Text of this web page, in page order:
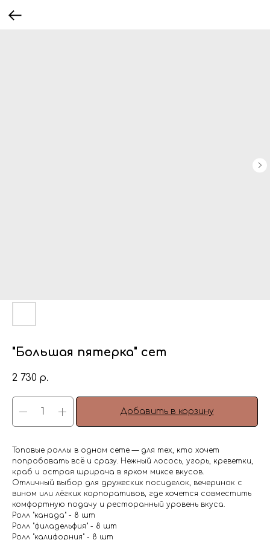
"Большая пятерка" сет
2 730 р.
Добавить в корзину
Топовые роллы в одном сете — для тех, кто хочет
попробовать всё и сразу. Нежный лосось, угорь, креветки,
краб и острая шрирача в ярком миксе вкусов.
Отличный выбор для дружеских посиделок, вечеринок с
вином или лёгких корпоративов, где хочется совместить
комфортную подачу и ресторанный уровень вкуса.
Ролл "канада" - 8 шт
Ролл "филадельфия" - 8 шт
Ролл "калифорния" - 8 шт